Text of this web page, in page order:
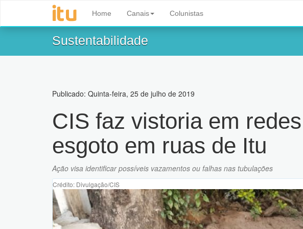
Home Canais Colunistas
Sustentabilidade
Publicado: Quinta-feira, 25 de julho de 2019
CIS faz vistoria em
esgoto em ruas de Itu
Ação visa identificar possíveis vazamentos ou falhas nas tubulações
Crédito: Divulgação/CIS